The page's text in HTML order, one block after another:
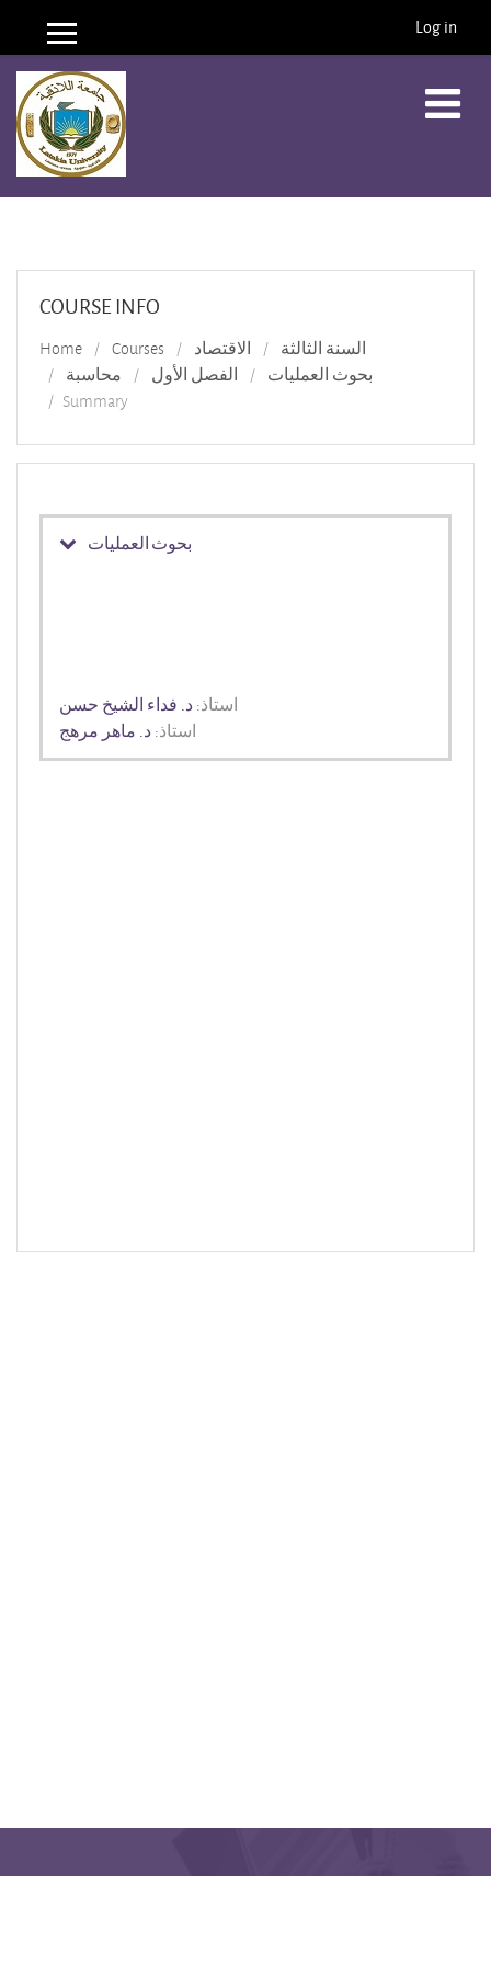
Skip to main content
Side panel Log in
COURSE INFO
Home Courses الاقتصاد
السنة الثالثة
محاسبة
الفصل الأول
بحوث العمليات
Summary
بحوث العمليات
استاذ: د. فداء الشيخ حسن
استاذ: د. ماهر مرهج